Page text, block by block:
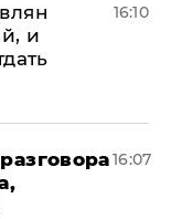
и
16:10
16:07